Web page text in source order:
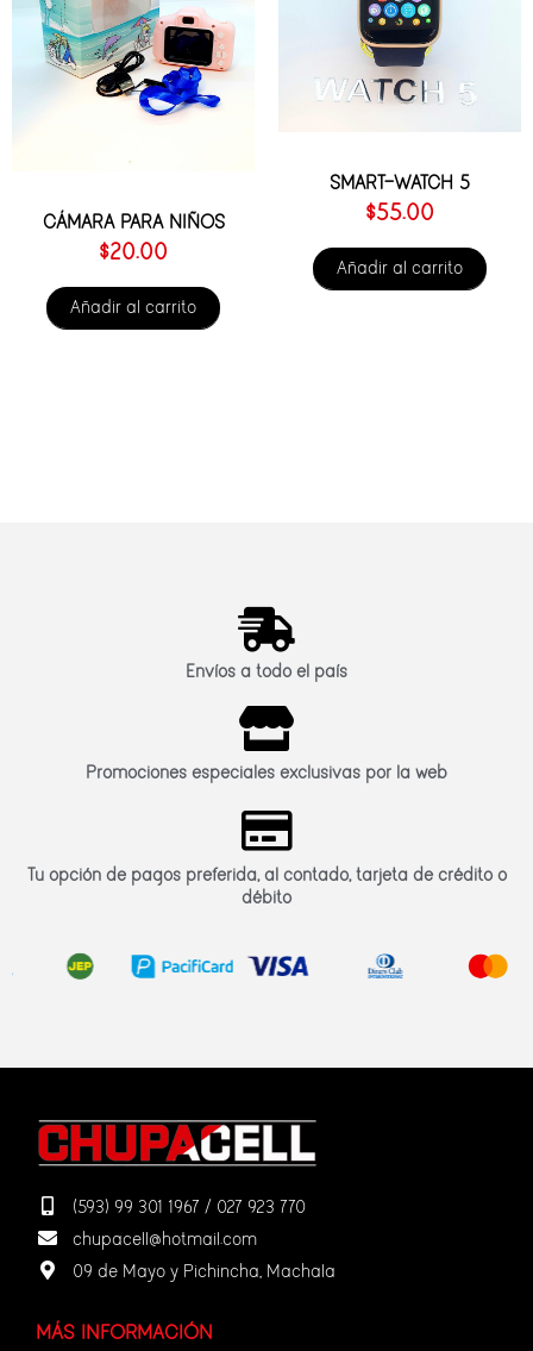
CÁMARA PARA NIÑOS
$20.00
Añadir al carrito
SMART-WATCH 5
$55.00
Añadir al carrito
Envíos a todo el país
Promociones especiales exclusivas por la web
Tu opción de pagos preferida, al contado, tarjeta de crédito o
débito
(593) 99 301 1967 / 027 923 770
chupacell@hotmail.com
09 de Mayo y Pichincha, Machala
MÁS INFORMACIÓN